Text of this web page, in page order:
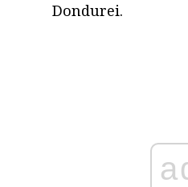
Dondurei.